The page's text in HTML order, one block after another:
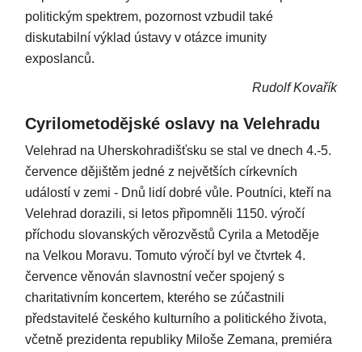
politickým spektrem, pozornost vzbudil také
diskutabilní výklad ústavy v otázce imunity
exposlanců.
Rudolf Kovařík
Cyrilometodějské oslavy na Velehradu
Velehrad na Uherskohradišťsku se stal ve dnech 4.-5.
července dějištěm jedné z největších církevních
událostí v zemi - Dnů lidí dobré vůle. Poutníci, kteří na
Velehrad dorazili, si letos připomněli 1150. výročí
příchodu slovanských věrozvěstů Cyrila a Metoděje
na Velkou Moravu. Tomuto výročí byl ve čtvrtek 4.
července věnován slavnostní večer spojený s
charitativním koncertem, kterého se zúčastnili
představitelé českého kulturního a politického života,
včetně prezidenta republiky Miloše Zemana, premiéra